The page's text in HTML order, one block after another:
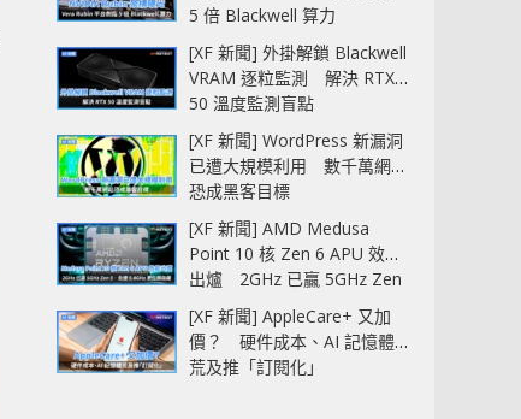
5 倍 Blackwell 算力
[XF 新聞] 外掛解鎖 Blackwell
VRAM 逐粒監測 解決 RTX
50 溫度監測盲點
[XF 新聞] WordPress 新漏洞
已遭大規模利用 數千萬網站
恐成黑客目標
[XF 新聞] AMD Medusa
Point 10 核 Zen 6 APU 效能
出爐 2GHz 已贏 5GHz Zen
5‧全速 5.4GHz 更拉開距離
[XF 新聞] AppleCare+ 又加
價？ 硬件成本、AI 記憶體
荒及推「訂閱化」